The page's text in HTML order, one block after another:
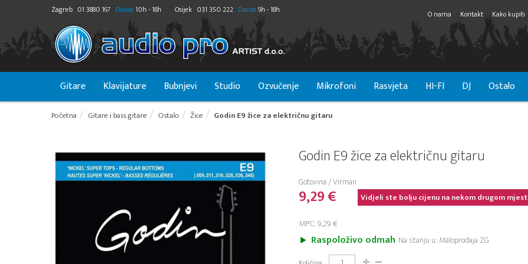
Zagreb 01 3880 167 Danas10h - 18h Osijek 031 350 222 Danas9h - 18h O nama Kontakt Kako kupiti
Gitare Klavijature Bubnjevi Studio Ozvučenje Mikrofoni Rasvjeta HI-FI DJ Ostalo
Početna Gitare i bass gitare Ostalo Žice Godin E9 žice za električnu gitaru
Godin E9 žice za električnu gitaru
Gotovina / Virman
9,29 € Vidjeli ste bolju cijenu na nekom drugom
MPC: 9,29 €
Raspoloživo odmah Na stanju u: Maloprodaja ZG